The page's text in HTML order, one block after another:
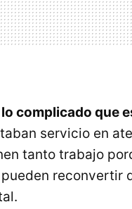
complicado que
servicio en
tanto trabajo
reconvertir